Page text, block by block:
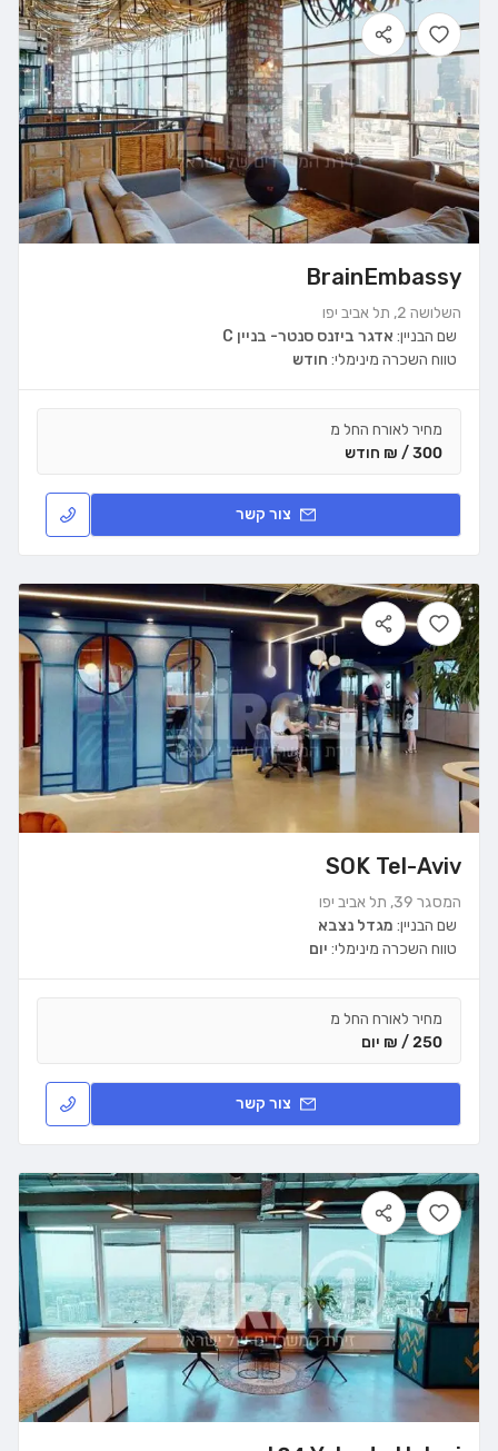
BrainEmbassy
השלושה 2, תל אביב יפו
שם הבניין: אדגר ביזנס סנטר- בניין C
טווח השכרה מינימלי: חודש
מחיר לאורח החל מ
300 / ₪ חודש
צור קשר
SOK Tel-Aviv
המסגר 39, תל אביב יפו
שם הבניין: מגדל נצבא
טווח השכרה מינימלי: יום
מחיר לאורח החל מ
250 / ₪ יום
צור קשר